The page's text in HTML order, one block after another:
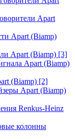
Apart
Apart (Biamp)
Apart (Biamp) [3]
Apart (Biamp)
(Biamp) [2]
Apart (Biamp)
Renkus-Heinz
колонны